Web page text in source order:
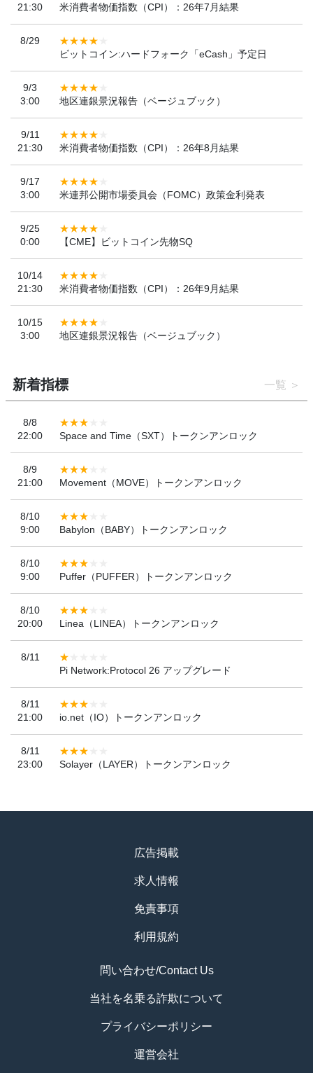
21:30
米消費者物価指数（CPI）：26年7月結果
8/29
ビットコイン:ハードフォーク「eCash」予定日
9/3
3:00
地区連銀景況報告（ベージュブック）
9/11
21:30
米消費者物価指数（CPI）：26年8月結果
9/17
3:00
米連邦公開市場委員会（FOMC）政策金利発表
9/25
0:00
【CME】ビットコイン先物SQ
10/14
21:30
米消費者物価指数（CPI）：26年9月結果
10/15
3:00
地区連銀景況報告（ベージュブック）
新着指標 一覧
8/8
22:00
Space and Time（SXT）トークンアンロック
8/9
21:00
Movement（MOVE）トークンアンロック
8/10
9:00
Babylon（BABY）トークンアンロック
8/10
9:00
Puffer（PUFFER）トークンアンロック
8/10
20:00
Linea（LINEA）トークンアンロック
8/11
Pi Network:Protocol 26 アップグレード
8/11
21:00
io.net（IO）トークンアンロック
8/11
23:00
Solayer（LAYER）トークンアンロック
広告掲載
求人情報
免責事項
利用規約
問い合わせ/Contact Us
当社を名乗る詐欺について
プライバシーポリシー
運営会社